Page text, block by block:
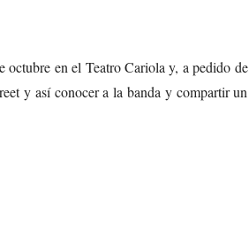
octubre en el Teatro Cariola y, a pedido de
y así conocer a la banda y compartir un